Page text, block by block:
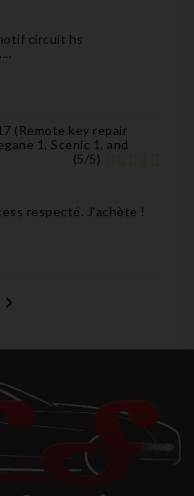
circuit hs
( Remote key repair
1, Scenic 1, and
(5/5)
respecté. J'achète !
